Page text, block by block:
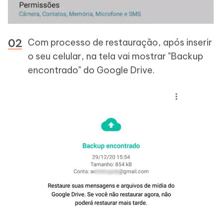
Com processo de restauração, após inserir
o seu celular, na tela vai mostrar "Backup
encontrado" do Google Drive.